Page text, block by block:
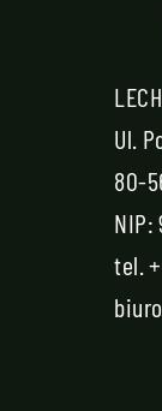
Ul.
80-
NIP:
tel.